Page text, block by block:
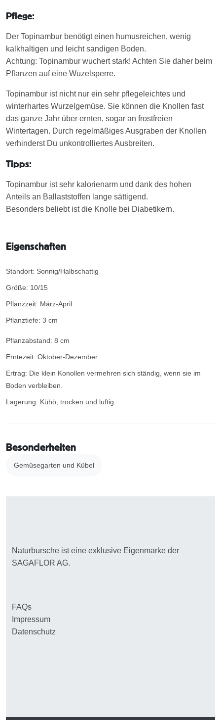
Pflege:
Der Topinambur benötigt einen humusreichen, wenig
kalkhaltigen und leicht sandigen Boden.
Achtung: Topinambur wuchert stark! Achten Sie daher beim
Pflanzen auf eine Wuzelsperre.
Topinambur ist nicht nur ein sehr pflegeleichtes und
winterhartes Wurzelgemüse. Sie können die Knollen fast
das ganze Jahr über ernten, sogar an frostfreien
Wintertagen. Durch regelmäßiges Ausgraben der Knollen
verhinderst Du unkontrolliertes Ausbreiten.
Tipps:
Topinambur ist sehr kalorienarm und dank des hohen
Anteils an Ballaststoffen lange sättigend.
Besonders beliebt ist die Knolle bei Diabetikern.
Eigenschaften
Standort: Sonnig/Halbschattig
Größe: 10/15
Pflanzzeit: März-April
Pflanztiefe: 3 cm
Pflanzabstand: 8 cm
Erntezeit: Oktober-Dezember
Ertrag: Die klein Konollen vermehren sich ständig, wenn sie im
Boden verbleiben.
Lagerung: Kühö, trocken und luftig
Besonderheiten
Gemüsegarten und Kübel
Naturbursche ist eine exklusive Eigenmarke der
SAGAFLOR AG.
FAQs
Impressum
Datenschutz